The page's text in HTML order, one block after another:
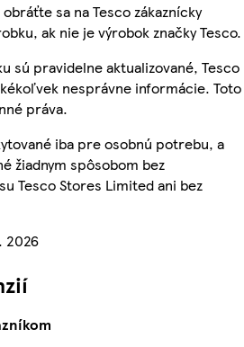
sa na Tesco zákaznícky
ak nie je výrobok značky Tesco.
sú pravidelne aktualizované, Tesco
nesprávne informácie. Toto
práva.
iba pre osobnú potrebu, a
žiadnym spôsobom bez
Tesco Stores Limited ani bez
2026